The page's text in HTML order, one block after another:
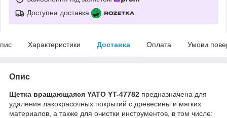
Доступна доставка
Характеристики Доставка Оплата Умови
Опис
Щетка вращающаяся YATO YT-47782 предназначена для
удаления лакокрасочных покрытий с древесины и мягких
материалов, а также для очистки инструментов, в том числе: